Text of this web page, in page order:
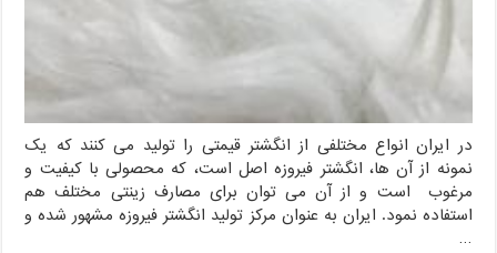
در ایران انواع مختلفی از انگشتر قیمتی را تولید می کنند که یک
نمونه از آن ها، انگشتر فیروزه اصل است، که محصولی با کیفیت و
مرغوب است و از آن می توان برای مصارف زینتی مختلف هم
استفاده نمود. ایران به عنوان مرکز تولید انگشتر فیروزه مشهور شده و
…